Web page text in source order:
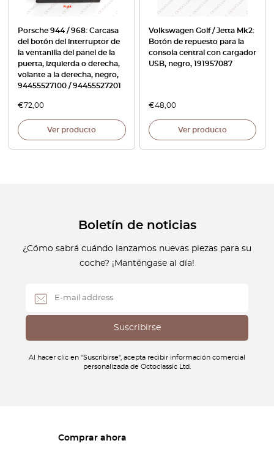
Porsche 944 / 968: Carcasa
del botón del interruptor de
la ventanilla del panel de la
puerta, izquierda o derecha,
volante a la derecha, negro,
94455527100 / 94455527201
€72,00
Ver producto
Volkswagen Golf / Jetta Mk2:
Botón de repuesto para la
consola central con cargador
USB, negro, 191957087
€48,00
Ver producto
Boletín de noticias
¿Cómo sabrá cuándo lanzamos nuevas piezas para su
coche? ¡Manténgase al día!
Al hacer clic en "Suscribirse", acepta recibir información comercial
personalizada de Octoclassic Ltd.
Comprar ahora